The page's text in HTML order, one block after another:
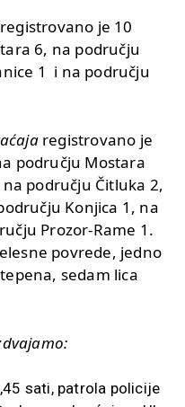
je 10
6, na području
1 i na području
registrovano je
području Mostara
području Čitluka 2,
Konjica 1, na
Prozor-Rame 1.
povrede, jedno
sedam lica
sati, patrola policije